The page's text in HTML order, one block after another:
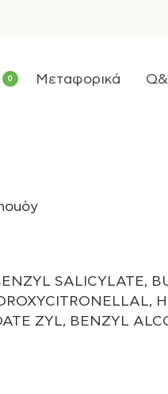
0 Μεταφορικά
SALICYLATE,
ZYL, BENZYL